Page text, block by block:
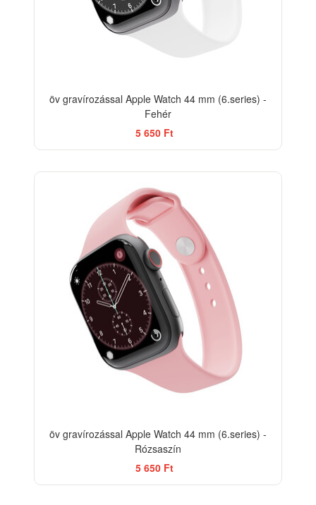
öv gravírozással Apple Watch 44 mm (6.series) -
Fehér
5 650 Ft
öv gravírozással Apple Watch 44 mm (6.series) -
Rózsaszín
5 650 Ft